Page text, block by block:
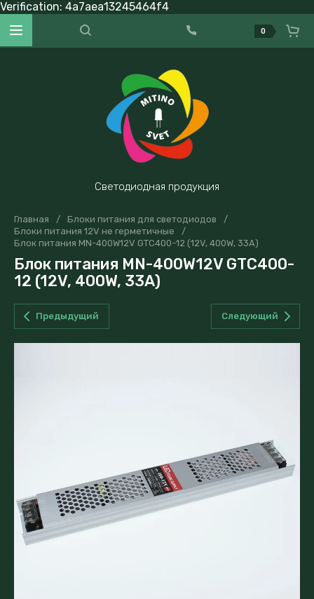
Verification: 4a7aea13245464f4
Светодиодная продукция
0
Главная / Блоки питания для светодиодов
/
Блоки питания 12V не герметичные
/
Блок питания MN-400W12V GTC400-12 (12V, 400W, 33A)
Блок питания MN-400W12V GTC400-
12 (12V, 400W, 33A)
Предыдущий Следующий